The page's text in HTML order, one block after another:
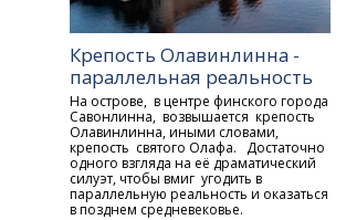
Крепость Олавинлинна -
параллельная реальность
На острове, в центре финского города
Савонлинна, возвышается крепость
Олавинлинна, иными словами,
крепость святого Олафа. Достаточно
одного взгляда на её драматический
силуэт, чтобы вмиг угодить в
параллельную реальность и оказаться
в позднем средневековье.